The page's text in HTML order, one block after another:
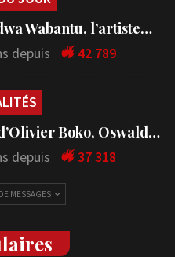
Wabantu, l’artiste…
depuis 42 789
Boko, Oswald…
depuis 37 318
MESSAGES